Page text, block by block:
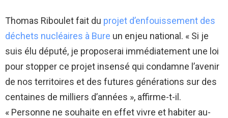
Thomas Riboulet fait du projet d’enfouissement des
déchets nucléaires à Bure un enjeu national. « Si je
suis élu député, je proposerai immédiatement une loi
pour stopper ce projet insensé qui condamne l’avenir
de nos territoires et des futures générations sur des
centaines de milliers d’années », affirme-t-il.
« Personne ne souhaite en effet vivre et habiter au-